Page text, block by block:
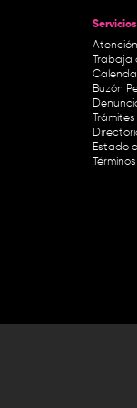
Servicios
Buzón
Estado